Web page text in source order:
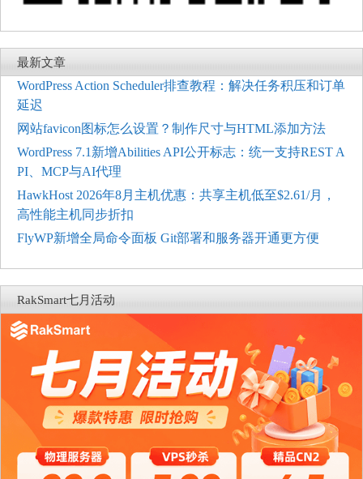
最新文章
WordPress Action Scheduler排查教程：解决任务积压和订单
延迟
网站favicon图标怎么设置？制作尺寸与HTML添加方法
WordPress 7.1新增Abilities API公开标志：统一支持REST A
PI、MCP与AI代理
HawkHost 2026年8月主机优惠：共享主机低至$2.61/月，
高性能主机同步折扣
FlyWP新增全局命令面板 Git部署和服务器开通更方便
RakSmart七月活动